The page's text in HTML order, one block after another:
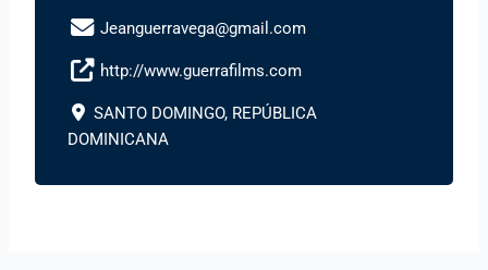
Jeanguerravega@gmail.com
http://www.guerrafilms.com
SANTO DOMINGO, REPÚBLICA
DOMINICANA